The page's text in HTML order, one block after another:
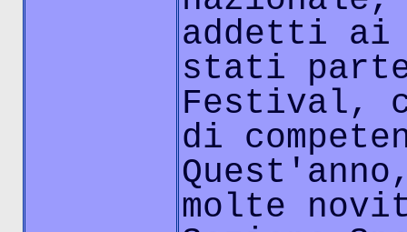
addetti ai
stati
Festival,
di
molte